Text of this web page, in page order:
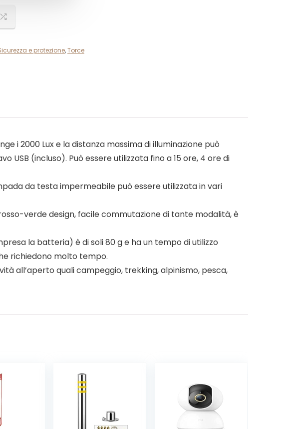
e protezione,Torce
i 2000 Lux e la distanza massima di illuminazione può
(incluso). Può essere utilizzata fino a 15 ore, 4 ore di
da testa impermeabile può essere utilizzata in vari
verde design, facile commutazione di tante modalità, è
la batteria) è di soli 80 g e ha un tempo di utilizzo
richiedono molto tempo.
all’aperto quali campeggio, trekking, alpinismo, pesca,